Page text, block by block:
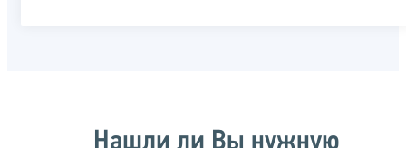
Нашли ли Вы нужную